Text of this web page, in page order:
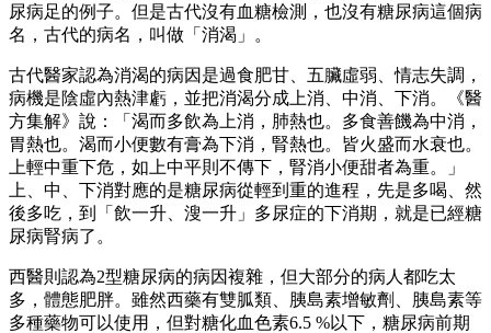
尿病足的例子。但是古代沒有血糖檢測，也沒有糖尿病這個病
名，古代的病名，叫做「消渴」。
古代醫家認為消渴的病因是過食肥甘、五臟虛弱、情志失調，
病機是陰虛內熱津虧，並把消渴分成上消、中消、下消。《醫
方集解》說：「渴而多飲為上消，肺熱也。多食善饑為中消，
胃熱也。渴而小便數有膏為下消，腎熱也。皆火盛而水衰也。
上輕中重下危，如上中平則不傳下，腎消小便甜者為重。」
上、中、下消對應的是糖尿病從輕到重的進程，先是多喝、然
後多吃，到「飲一升、溲一升」多尿症的下消期，就是已經糖
尿病腎病了。
西醫則認為2型糖尿病的病因複雜，但大部分的病人都吃太
多，體態肥胖。雖然西藥有雙胍類、胰島素增敏劑、胰島素等
多種藥物可以使用，但對糖化血色素6.5 %以下，糖尿病前期